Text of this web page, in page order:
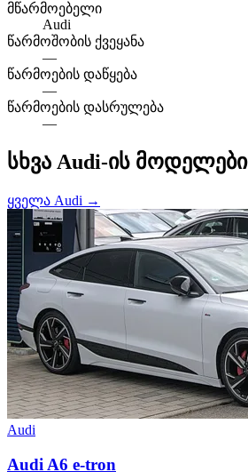
მწარმოებელი
Audi
წარმოშობის ქვეყანა
—
წარმოების დაწყება
—
წარმოების დასრულება
—
სხვა Audi-ის მოდელები
ყველა Audi →
Audi
Audi A6 e-tron